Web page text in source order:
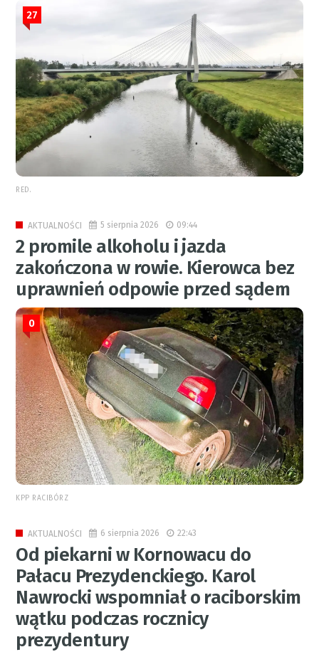
27
RED.
AKTUALNOŚCI 5 sierpnia 2026 09:44
2 promile alkoholu i jazda
zakończona w rowie. Kierowca bez
uprawnień odpowie przed sądem
0
KPP RACIBÓRZ
AKTUALNOŚCI 6 sierpnia 2026 22:43
Od piekarni w Kornowacu do
Pałacu Prezydenckiego. Karol
Nawrocki wspomniał o raciborskim
wątku podczas rocznicy
prezydentury